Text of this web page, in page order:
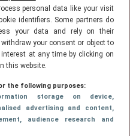
personal data like your visit
identifiers. Some partners do
your data and rely on their
your consent or object to
at any time by clicking on
this website.
the following purposes:
storage on device,
advertising and content,
audience research and
kun je een
marathon houden
PAGEPagePAGE
VOLGENDE